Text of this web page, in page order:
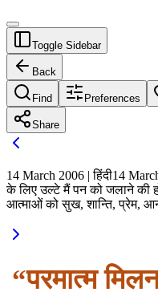
Toggle Sidebar
Back
Find Preferences
Share
14 March 2006 | हिंदी14
के लिए उल्टे मैं पन को जलाने की
आत्माओं को सुख, शान्ति, प्रेम,
“परमात्म